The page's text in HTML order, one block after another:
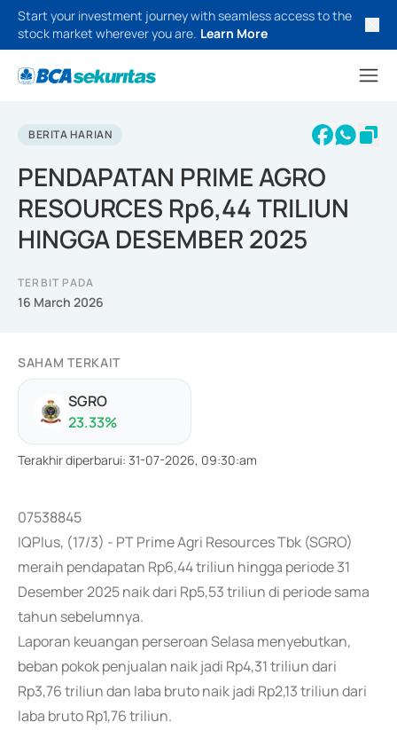
Start your investment journey with seamless access to the
stock market wherever you are. Learn More
BERITA HARIAN
PENDAPATAN PRIME AGRO
RESOURCES Rp6,44 TRILIUN
HINGGA DESEMBER 2025
TERBIT PADA
16 March 2026
SAHAM TERKAIT
SGRO
23.33%
Terakhir diperbarui: 31-07-2026, 09:30:am
07538845
IQPlus, (17/3) - PT Prime Agri Resources Tbk (SGRO)
meraih pendapatan Rp6,44 triliun hingga periode 31
Desember 2025 naik dari Rp5,53 triliun di periode sama
tahun sebelumnya.
Laporan keuangan perseroan Selasa menyebutkan,
beban pokok penjualan naik jadi Rp4,31 triliun dari
Rp3,76 triliun dan laba bruto naik jadi Rp2,13 triliun dari
laba bruto Rp1,76 triliun.